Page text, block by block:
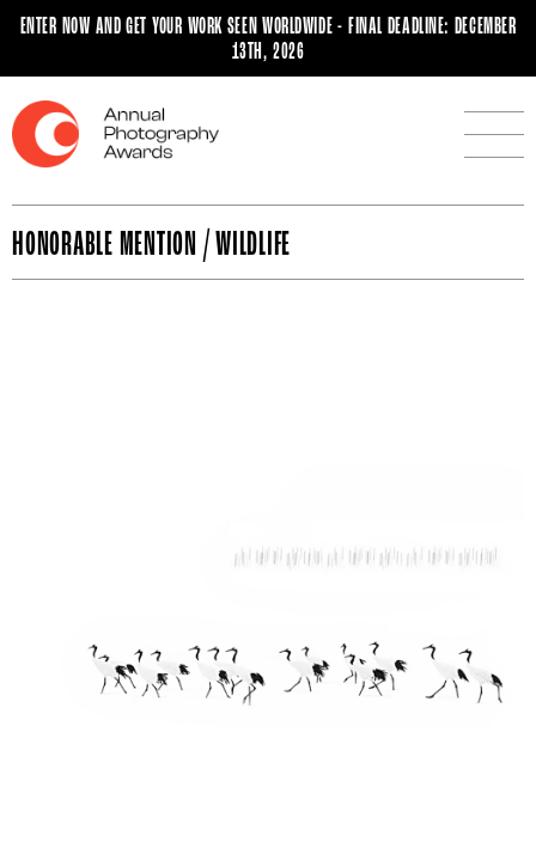
ENTER NOW AND GET YOUR WORK SEEN WORLDWIDE - FINAL DEADLINE: DECEMBER
13TH, 2026
HONORABLE MENTION / WILDLIFE